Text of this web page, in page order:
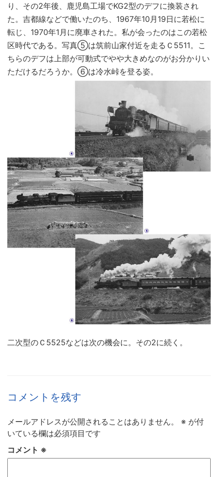
り、その2年後、鹿児島工場でKG2型のデフに換装され
た。吉都線などで働いたのち、1967年10月19日に若松に
転じ、1970年1月に廃車された。私が会ったのはこの若松
区時代である。写真⑤は筑前山家付近を走るＣ5511。こ
ちらのデフは上部が可動式でやや大きめなのがお分かりい
ただけるだろうか。⑥は冷水峠を登る姿。
二次型のＣ5525などは次の機会に。その2に続く。
コメントを残す
メールアドレスが公開されることはありません。 ※ が付
いている欄は必須項目です
コメント ※